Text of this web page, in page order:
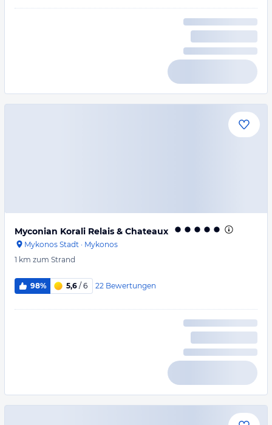
Myconian Korali Relais & Chateaux
Mykonos Stadt · Mykonos
1 km zum Strand
98% 5,6 / 6 22 Bewertungen